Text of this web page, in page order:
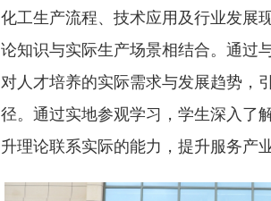
化工生产流程、技术应用及行业发展
论知识与实际生产场景相结合。通过
对人才培养的实际需求与发展趋势，
径。通过实地参观学习，学生深入了
升理论联系实际的能力，提升服务产